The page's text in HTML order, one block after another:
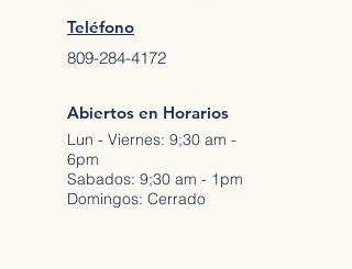
Teléfono
809-284-4172
Abiertos en Horarios
Lun - Viernes: 9;30 am -
6pm
Sabados: 9;30 am - 1pm
Domingos: Cerrado